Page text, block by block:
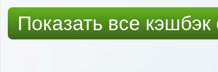
Показать все